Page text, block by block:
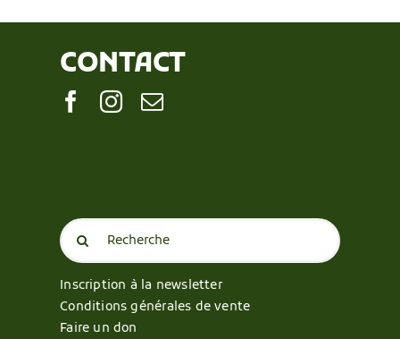
CONTACT
Search
for:
Inscription à la newsletter
Conditions générales de vente
Faire un don